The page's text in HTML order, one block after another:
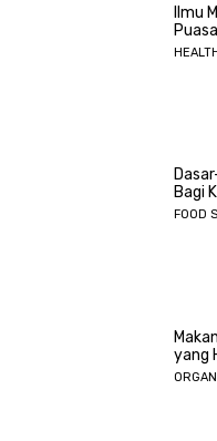
Ilmu
Bagi
FOOD
yang